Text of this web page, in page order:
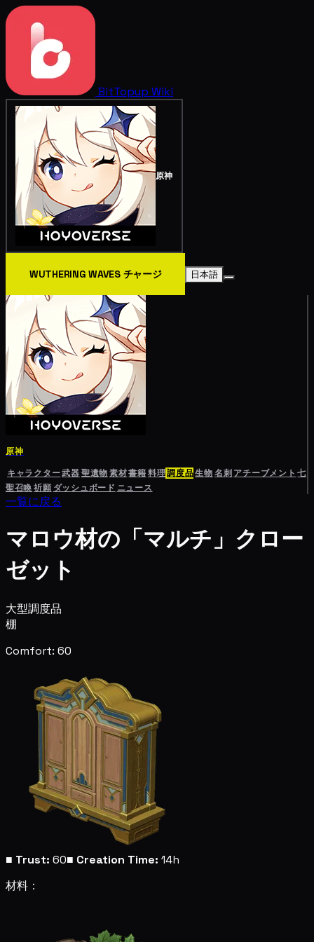
BitTopup Wiki
原神
WUTHERING WAVES チャージ 日本語
原神
キャラクター武器聖遺物素材書籍料理調度品生物名刺 アチーブメント 七
聖召喚祈願 ダッシュボード ニュース
一覧に戻る
マロウ材の「マルチ」クロー
ゼット
大型調度品
棚
Comfort: 60
■ Trust: 60■ Creation Time: 14h
材料：